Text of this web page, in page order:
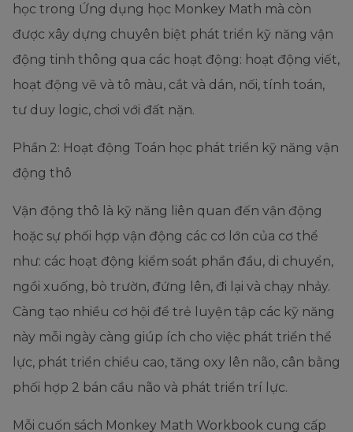
học trong Ứng dụng học Monkey Math mà còn
được xây dựng chuyên biệt phát triển kỹ năng vận
động tinh thông qua các hoạt động: hoạt động viết,
hoạt động vẽ và tô màu, cắt và dán, nối, tính toán,
tư duy logic, chơi với đất nặn.
Phần 2: Hoạt động Toán học phát triển kỹ năng vận
động thô
Vận động thô là kỹ năng liên quan đến vận động
hoặc sự phối hợp vận động các cơ lớn của cơ thể
như: các hoạt động kiểm soát phần đầu, di chuyển,
ngồi xuống, bò trườn, đứng lên, đi lại và chạy nhảy.
Càng tạo nhiều cơ hội để trẻ luyện tập các kỹ năng
này mỗi ngày càng giúp ích cho việc phát triển thể
lực, phát triển chiều cao, tăng oxy lên não, cân bằng
phối hợp 2 bán cầu não và phát triển trí lực.
Mỗi cuốn sách Monkey Math Workbook cung cấp